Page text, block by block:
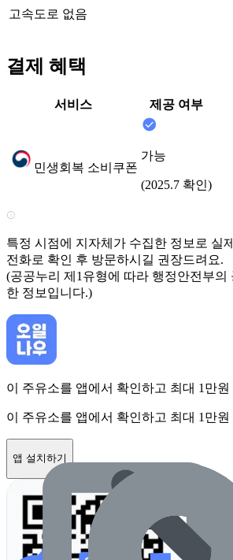
고속도로 없음
결제 혜택
서비스 제공 여부
민생회복 소비쿠폰
가능
(2025.7 확인)
특정 시점에 지자체가 수집한 정보로 실
전화로 확인 후 방문하시길 권장드려요.
(공공누리 제1유형에 따라 행정안전부의
한 정보입니다.)
이 주유소를 앱에서 확인하고 최대 1만
이 주유소를 앱에서 확인하고 최대 1만
앱 설치하기